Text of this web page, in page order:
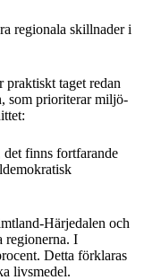
regionala skillnader i
taget redan
som prioriterar miljö-
finns fortfarande
Härjedalen och
regionerna. I
Detta förklaras
livsmedel.